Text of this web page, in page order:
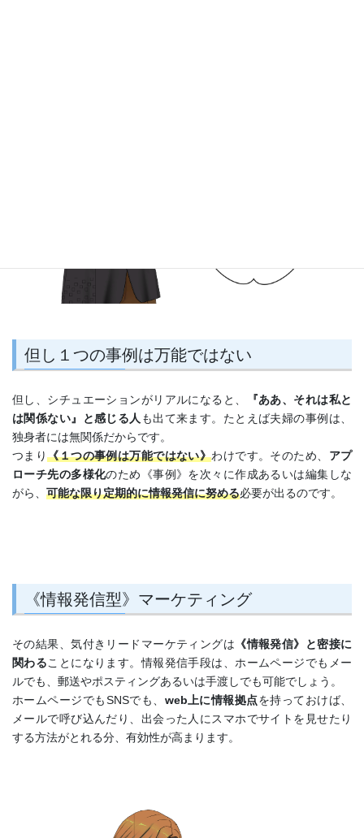
但し１つの事例は万能ではない
但し、シチュエーションがリアルになると、
『ああ、それは私と
は関係ない』と感じる人 も出て来ます。たとえば夫婦の事例は、
独身者には無関係だからです。
つまり《１つの事例は万能ではない》わけです。そのため、 アプ
ローチ先の多様化のため《事例》を次々に作成あるいは編集しな
がら、 可能な限り定期的に情報発信に努める必要が出るのです。
《情報発信型》マーケティング
その結果、気付きリードマーケティングは 《情報発信》と密接に
関わることになります。情報発信手段は、ホームページでもメー
ルでも、郵送やポスティングあるいは手渡しでも可能でしょう。
ホームページでもSNSでも、 web上に情報拠点を持っておけば、
メールで呼び込んだり、出会った人にスマホでサイトを見せたり
する方法がとれる分、有効性が高まります。